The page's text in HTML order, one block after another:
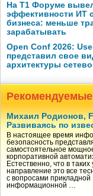
На Т1 Форуме
эффективности ИТ
бизнеса: меньше
зарабатывать
Open Conf 2026:
представил свое
архитектуры
Рекомендуемые
Михаил Родионов,
Развиваясь по
В настоящее время
безопасность
самостоятельное
корпоративной
Естественно, что в таких
направление это все
с вопросами прикладной
информационной …